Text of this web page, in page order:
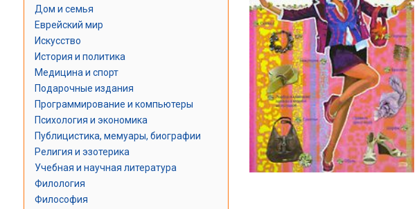
Дом и семья
Еврейский мир
Искусство
История и политика
Медицина и спорт
Подарочные издания
Программирование и компьютеры
Психология и экономика
Публицистика, мемуары, биографии
Религия и эзотерика
Учебная и научная литература
Филология
Философия